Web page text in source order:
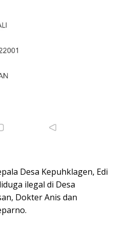
Desa Kepuhklagen, Edi
ilegal di Desa
Dokter Anis dan